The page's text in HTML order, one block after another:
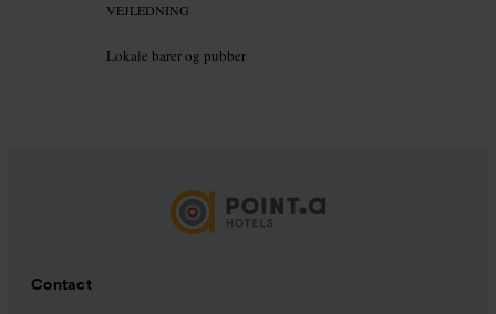
VEJLEDNING
Lokale barer og pubber
Contact